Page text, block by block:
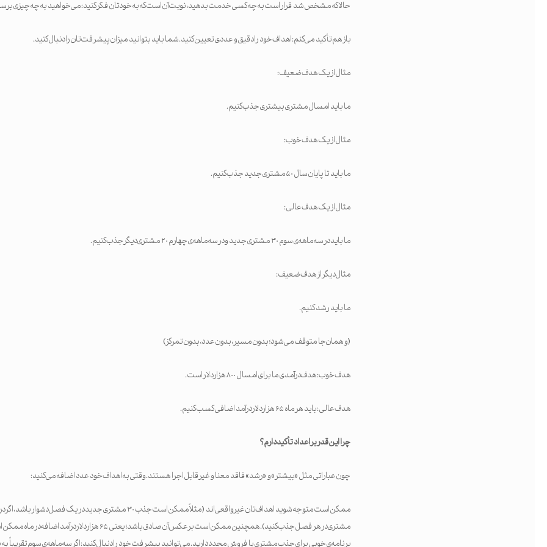
حالا که مشخص شد قرار است به چه کسی خدمت بدهید، نوبت آن است که به خودتان فکر کنید: می‌خواهید به چه چیزی
باز هم تأکید می‌کنم: اهداف خود را دقیق و عددی تعیین کنید. شما باید بتوانید میزان پیشرفت‌تان را دنبال کنید.
مثال از یک هدف ضعیف:
ما باید امسال مشتری بیشتری جذب کنیم.
مثال از یک هدف خوب:
ما باید تا پایان سال ۵۰ مشتری جدید جذب کنیم.
مثال از یک هدف عالی:
ما باید در سه‌ماهه‌ی سوم ۳۰ مشتری جدید و در سه‌ماهه‌ی چهارم ۲۰ مشتری دیگر جذب کنیم.
مثال دیگر از هدف ضعیف:
ما باید رشد کنیم.
(و همان‌جا متوقف می‌شود؛ بدون مسیر، بدون عدد، بدون تمرکز)
هدف خوب: هدف درآمدی ما برای امسال ۸۰۰ هزار دلار است.
هدف عالی: باید هر ماه ۶۵ هزار دلار درآمد اضافی کسب کنیم.
چرا این‌قدر بر اعداد تأکید دارم؟
چون عباراتی مثل «بیشتر» و «رشد» فاقد معنا و غیرقابل اجرا هستند. وقتی به اهداف خود عدد اضافه می‌کنید:
مشتری در هر فصل جذب کنید). همچنین ممکن است برعکس آن صادق باشد؛ یعنی ۶۵